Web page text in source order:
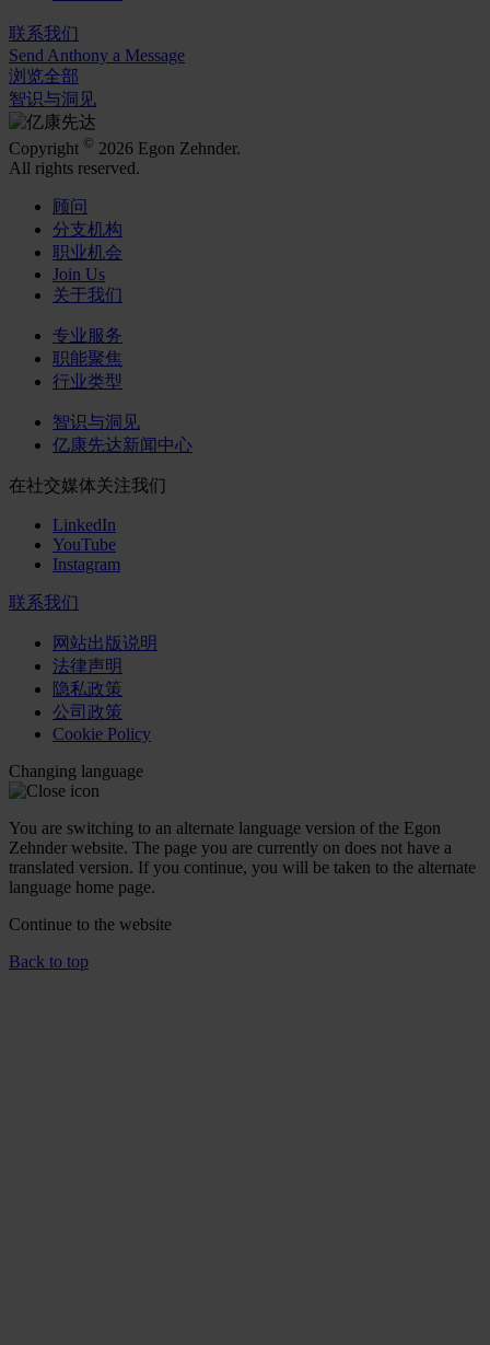
联系我们
Send Anthony a Message
浏览全部
智识与洞见
Copyright © 2026 Egon Zehnder.
All rights reserved.
顾问
分支机构
职业机会
Join Us
关于我们
专业服务
职能聚焦
行业类型
智识与洞见
亿康先达新闻中心
在社交媒体关注我们
LinkedIn
YouTube
Instagram
联系我们
网站出版说明
法律声明
隐私政策
公司政策
Cookie Policy
Changing language
You are switching to an alternate language version of the Egon
Zehnder website. The page you are currently on does not have a
translated version. If you continue, you will be taken to the alternate
language home page.
Continue to the website
Back to top